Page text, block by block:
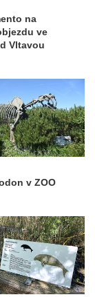
na
ve
Vltavou
v ZOO